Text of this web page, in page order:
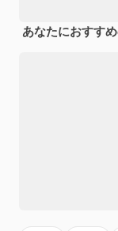
あなたにおすす